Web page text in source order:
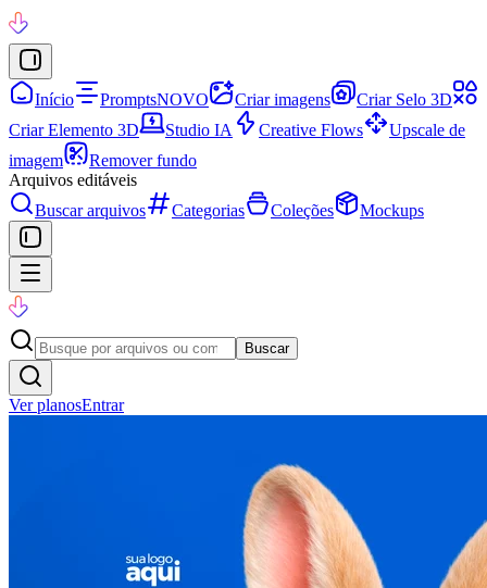
Início PromptsNOVO Criar imagens
Criar Selo 3D
Criar Elemento 3D
Studio IA Creative Flows
Upscale de
imagem
Remover fundo
Arquivos editáveis
Buscar arquivos
Categorias Coleções Mockups
Buscar
Ver planosEntrar